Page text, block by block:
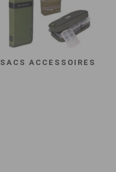
SACS ACCESSOIRES